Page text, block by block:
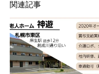
関連記事